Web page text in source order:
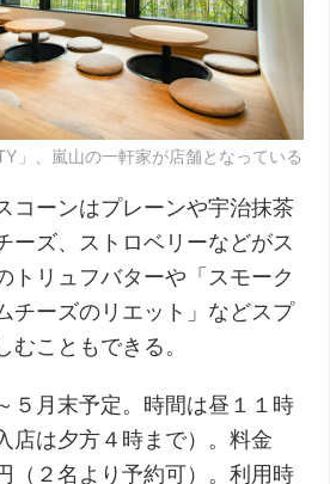
」、嵐山の一軒家が店舗となっている
コーンはプレーンや宇治抹茶
ーズ、ストロベリーなどがス
トリュフバターや「スモーク
チーズのリエット」などスプ
むこともできる。
５月末予定。時間は昼１１時
店は夕方４時まで）。料金
（２名より予約可）。利用時